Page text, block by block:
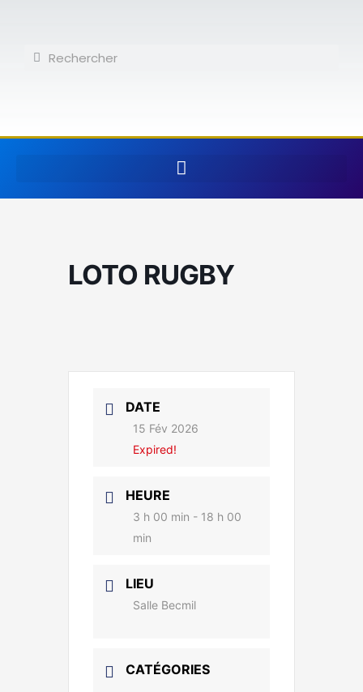
contenuRechercher
Rechercher
LOTO RUGBY
DATE
15 Fév 2026
Expired!
HEURE
3 h 00 min - 18 h 00
min
LIEU
Salle Becmil
CATÉGORIES